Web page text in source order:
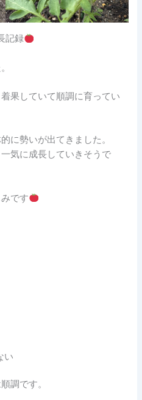
記録
果していて順調に育ってい
に勢いが出てきました。
気に成長していきそうで
です
い
調です。